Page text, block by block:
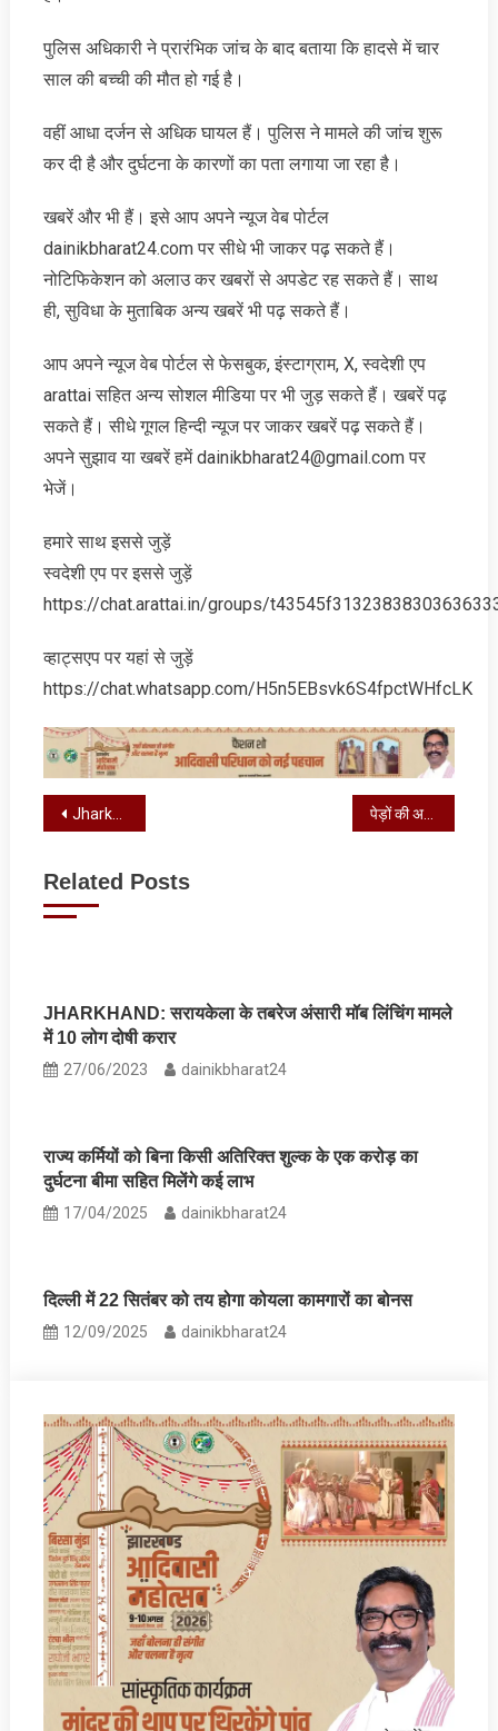
पुलिस अधिकारी ने प्रारंभिक जांच के बाद बताया कि हादसे में चार
साल की बच्ची की मौत हो गई है।
वहीं आधा दर्जन से अधिक घायल हैं। पुलिस ने मामले की जांच शुरू
कर दी है और दुर्घटना के कारणों का पता लगाया जा रहा है।
खबरें और भी हैं। इसे आप अपने न्‍यूज वेब पोर्टल
dainikbharat24.com पर सीधे भी जाकर पढ़ सकते हैं।
नोटिफिकेशन को अलाउ कर खबरों से अपडेट रह सकते हैं। साथ
ही, सुविधा के मुताबिक अन्‍य खबरें भी पढ़ सकते हैं।
आप अपने न्‍यूज वेब पोर्टल से फेसबुक, इंस्‍टाग्राम, X, स्‍वदेशी एप
arattai सहित अन्‍य सोशल मीडिया पर भी जुड़ सकते हैं। खबरें पढ़
सकते हैं। सीधे गूगल हिन्‍दी न्‍यूज पर जाकर खबरें पढ़ सकते हैं।
अपने सुझाव या खबरें हमें dainikbharat24@gmail.com पर
भेजें।
हमारे साथ इससे जुड़ें
स्‍वदेशी एप पर इससे जुड़ें
https://chat.arattai.in/groups/
व्‍हाट्सएप पर यहां से जुड़ें
https://chat.whatsapp.com/H5n5EBsvk6S4fpctWHfcLK
Post
Jharkhand: माओवादियों के बड़े नेता प्रशांत बोस उर्फ किशन दा की मौत, यहां ली अंतिम सांस पेड़ों की अवैध कटाई को लेकर चलाया गया जागरुकता अभियान
Related Posts
JHARKHAND: सरायकेला के तबरेज अंसारी मॉब लिंचिंग मामले
में 10 लोग दोषी करार
27/06/2023 dainikbharat24
राज्य कर्मियों को बिना किसी अतिरिक्त शुल्क के एक करोड़ का
दुर्घटना बीमा सहित मिलेंगे कई लाभ
17/04/2025 dainikbharat24
दिल्‍ली में 22 सितंबर को तय होगा कोयला कामगारों का बोनस
12/09/2025 dainikbharat24